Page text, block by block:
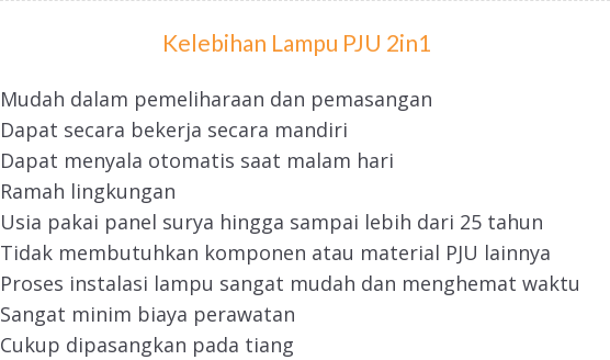
Kelebihan Lampu PJU 2in1
Mudah dalam pemeliharaan dan pemasangan
Dapat secara bekerja secara mandiri
Dapat menyala otomatis saat malam hari
Ramah lingkungan
Usia pakai panel surya hingga sampai lebih dari 25 tahun
Tidak membutuhkan komponen atau material PJU lainnya
Proses instalasi lampu sangat mudah dan menghemat waktu
Sangat minim biaya perawatan
Cukup dipasangkan pada tiang